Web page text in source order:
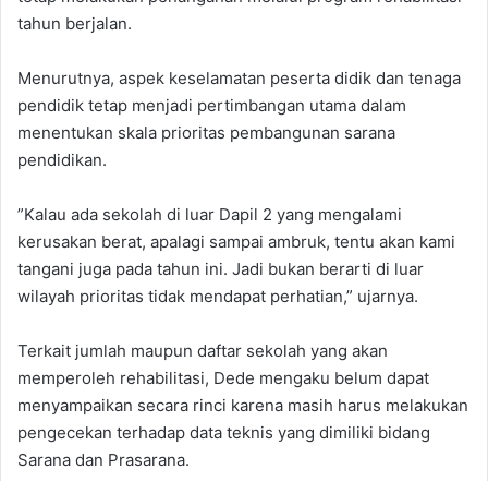
tahun berjalan.
Menurutnya, aspek keselamatan peserta didik dan tenaga
pendidik tetap menjadi pertimbangan utama dalam
menentukan skala prioritas pembangunan sarana
pendidikan.
”Kalau ada sekolah di luar Dapil 2 yang mengalami
kerusakan berat, apalagi sampai ambruk, tentu akan kami
tangani juga pada tahun ini. Jadi bukan berarti di luar
wilayah prioritas tidak mendapat perhatian,” ujarnya.
Terkait jumlah maupun daftar sekolah yang akan
memperoleh rehabilitasi, Dede mengaku belum dapat
menyampaikan secara rinci karena masih harus melakukan
pengecekan terhadap data teknis yang dimiliki bidang
Sarana dan Prasarana.